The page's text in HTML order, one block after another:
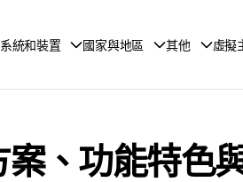
統和裝置 國家與地區 其他 虛擬
、功能特色